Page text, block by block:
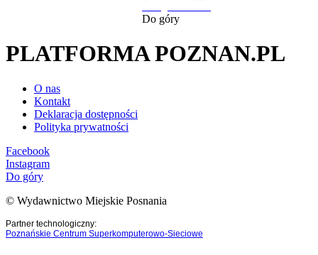
Do góry
PLATFORMA POZNAN.PL
O nas
Kontakt
Deklaracja dostępności
Polityka prywatności
Facebook
Instagram
Do góry
© Wydawnictwo Miejskie Posnania
Partner technologiczny:
Poznańskie Centrum Superkomputerowo-Sieciowe